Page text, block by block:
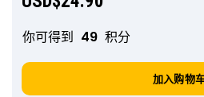
你可得到 49 积分
加入购物